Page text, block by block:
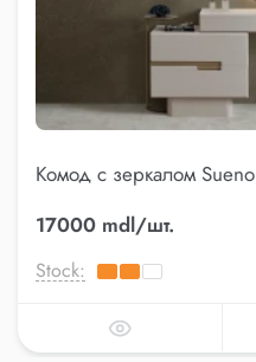
Комод с зеркалом Sueno
17000 mdl/шт.
Stock: